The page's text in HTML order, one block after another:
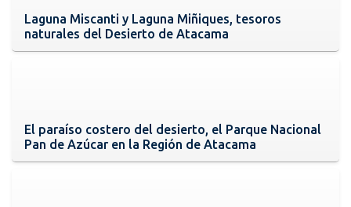
Laguna Miscanti y Laguna Miñiques, tesoros
naturales del Desierto de Atacama
El paraíso costero del desierto, el Parque Nacional
Pan de Azúcar en la Región de Atacama